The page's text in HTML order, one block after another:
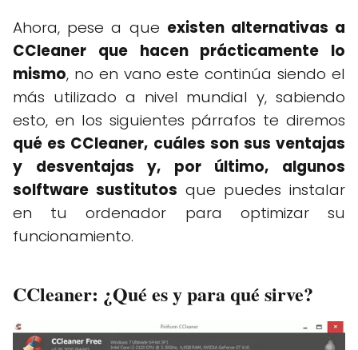
Ahora, pese a que existen alternativas a
CCleaner que hacen prácticamente lo
mismo, no en vano este continúa siendo el
más utilizado a nivel mundial y, sabiendo
esto, en los siguientes párrafos te diremos
qué es CCleaner, cuáles son sus ventajas
y desventajas y, por último, algunos
solftware sustitutos que puedes instalar
en tu ordenador para optimizar su
funcionamiento.
CCleaner: ¿Qué es y para qué sirve?